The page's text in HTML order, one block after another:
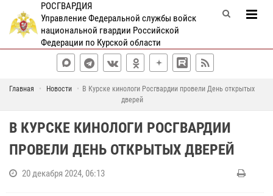
РОСГВАРДИЯ
Управление Федеральной службы войск
национальной гвардии Российской
Федерации по Курской области
Главная Новости
В Курске кинологи Росгвардии провели День открытых
дверей
В КУРСКЕ КИНОЛОГИ РОСГВАРДИИ
ПРОВЕЛИ ДЕНЬ ОТКРЫТЫХ ДВЕРЕЙ
20 декабря 2024, 06:13